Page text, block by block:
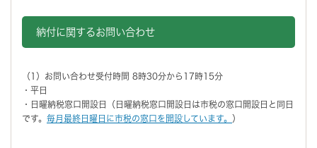
納付に関するお問い合わせ
（1）お問い合わせ受付時間 8時30分から17時15分
・平日
・日曜納税窓口開設日（日曜納税窓口開設日は市税の窓口開設日と同日
です。 毎月最終日曜日に市税の窓口を開設しています。 ）